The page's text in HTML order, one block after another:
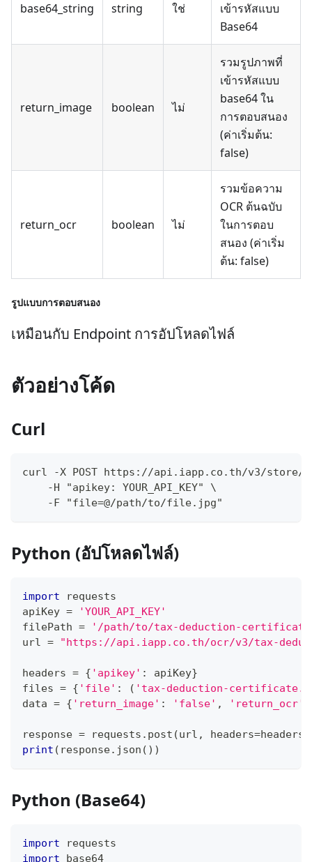
base64_string string ใช่
เข้ารหัสแบบ
Base64
return_image boolean ไม่
รวมรูปภาพที่
เข้ารหัสแบบ
base64 ใน
การตอบสนอง
(ค่าเริ่มต้น:
false)
return_ocr boolean ไม่
รวมข้อความ
OCR ต้นฉบับ
ในการตอบ
สนอง (ค่าเริ่ม
ต้น: false)
รูปแบบการตอบสนอง
เหมือนกับ Endpoint การอัปโหลดไฟล์
ตัวอย่างโค้ด
Curl
curl -X POST https://api.iapp.co.th/v3/
    -H "apikey: YOUR_API_KEY" \
    -F "file=@/path/to/file.jpg"
Python (อัปโหลดไฟล์)
import requests
apiKey =
'YOUR_API_KEY'
filePath =
'/path/to/tax-deduction-
url = "https://api.iapp.co.th/ocr/v3/tax-
headers = { 'apikey' : apiKey}
files = { 'file' : ( 'tax-deduction-
data = { 'return_image' : 'false' , 'return_ocr'
response = requests . post (url , headers=headers
print ( response. json ( ) )
Python (Base64)
import requests
import base64